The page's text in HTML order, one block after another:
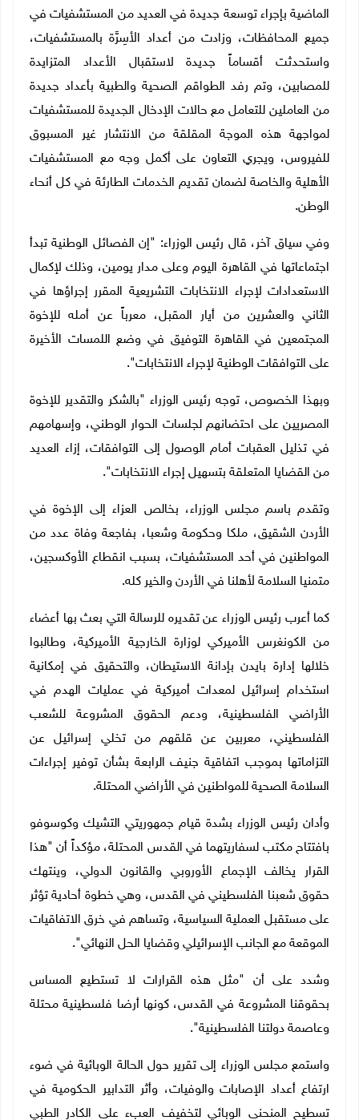
الماضية بإجراء توسعة جديدة في العديد من المستشفيات في
جميع المحافظات، وزادت من أعداد الأسِرَّة بالمستشفيات،
واستحدثت أقساماً جديدة لاستقبال الأعداد المتزايدة
للمصابين، وتم رفد الطواقم الصحية والطبية بأعداد جديدة
من العاملين للتعامل مع حالات الإدخال الجديدة للمستشفيات
لمواجهة هذه الموجة المقلقة من الانتشار غير المسبوق
للفيروس، ويجري التعاون على أكمل وجه مع المستشفيات
الأهلية والخاصة لضمان تقديم الخدمات الطارئة في كل أنحاء
الوطن.
وفي سياق آخر، قال رئيس الوزراء: "إن الفصائل الوطنية تبدأ
اجتماعاتها في القاهرة اليوم وعلى مدار يومين، وذلك لإكمال
الاستعدادات لإجراء الانتخابات التشريعية المقرر إجراؤها في
الثاني والعشرين من أيار المقبل، معرباً عن أمله للإخوة
المجتمعين في القاهرة التوفيق في وضع اللمسات الأخيرة
على التوافقات الوطنية لإجراء الانتخابات".
وبهذا الخصوص، توجه رئيس الوزراء "بالشكر والتقدير للإخوة
المصريين على احتضانهم لجلسات الحوار الوطني، وإسهامهم
في تذليل العقبات أمام الوصول إلى التوافقات، إزاء العديد
من القضايا المتعلقة بتسهيل إجراء الانتخابات".
وتقدم باسم مجلس الوزراء، بخالص العزاء إلى الإخوة في
الأردن الشقيق، ملكا وحكومة وشعبا، بفاجعة وفاة عدد من
المواطنين في أحد المستشفيات، بسبب انقطاع الأوكسجين،
متمنيا السلامة لأهلنا في الأردن والخير كله.
كما أعرب رئيس الوزراء عن تقديره للرسالة التي بعث بها أعضاء
من الكونغرس الأميركي لوزارة الخارجية الأميركية، وطالبوا
خلالها إدارة بايدن بإدانة الاستيطان، والتحقيق في إمكانية
استخدام إسرائيل لمعدات أميركية في عمليات الهدم في
الأراضي الفلسطينية، ودعم الحقوق المشروعة للشعب
الفلسطيني، معربين عن قلقهم من تخلي إسرائيل عن
التزاماتها بموجب اتفاقية جنيف الرابعة بشأن توفير إجراءات
السلامة الصحية للمواطنين في الأراضي المحتلة.
وأدان رئيس الوزراء بشدة قيام جمهوريتي التشيك وكوسوفو
بافتتاح مكتب لسفاريتهما في القدس المحتلة، مؤكداً أن "هذا
القرار يخالف الإجماع الأوروبي والقانون الدولي، وينتهك
حقوق شعبنا الفلسطيني في القدس، وهي خطوة أحادية تؤثر
على مستقبل العملية السياسية، وتساهم في خرق الاتفاقيات
الموقعة مع الجانب الإسرائيلي وقضايا الحل النهائي".
وشدد على أن "مثل هذه القرارات لا تستطيع المساس
بحقوقنا المشروعة في القدس، كونها أرضا فلسطينية محتلة
وعاصمة دولتنا الفلسطينية".
واستمع مجلس الوزراء إلى تقرير حول الحالة الوبائية في ضوء
ارتفاع أعداد الإصابات والوفيات، وأثر التدابير الحكومية في
تسطيح المنحنى الوبائي لتخفيف العبء على الكادر الطبي